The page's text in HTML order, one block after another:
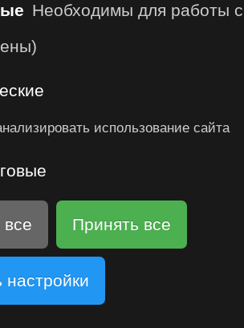
Необходимы для работы
использование сайта
все Принять все
настройки